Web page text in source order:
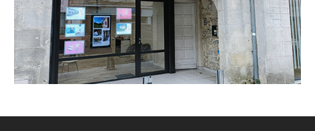
Envoyer un message
Téléphoner à l'agence